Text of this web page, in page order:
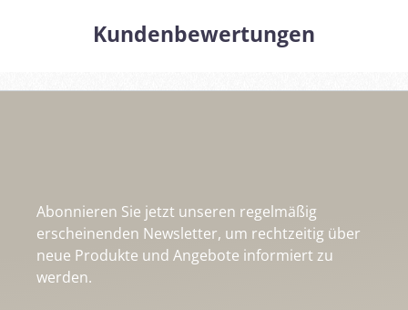
Kundenbewertungen
Abonnieren Sie jetzt unseren regelmäßig
erscheinenden Newsletter, um rechtzeitig über
neue Produkte und Angebote informiert zu
werden.